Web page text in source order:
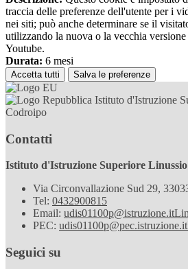
traccia delle preferenze dell'utente per i
nei siti; può anche determinare se il
utilizzando la nuova o la vecchia
Youtube.
Durata: 6 mesi
Accetta tutti Salva le preferenze
Istituto d'Istruzione
Codroipo
Contatti
Istituto d'Istruzione Superiore
Via Circonvallazione Sud 29,
Tel: 0432900815
Email: udis01100p@istruzione.it
PEC: udis01100p@pec.istruzione.it
Seguici su